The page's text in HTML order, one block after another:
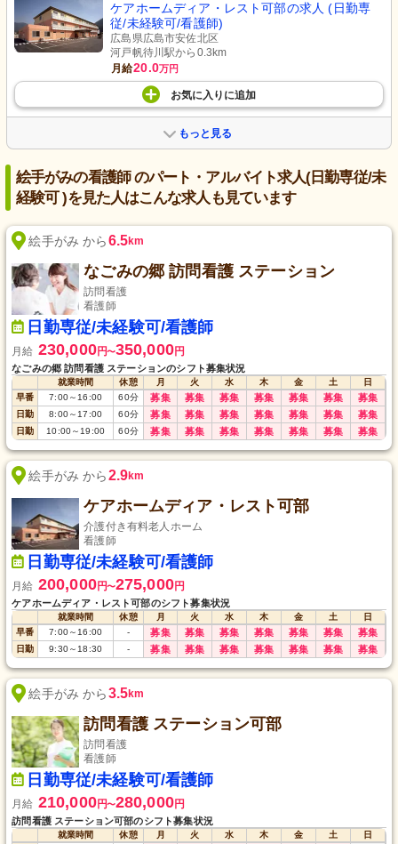
ケアホームディア・レスト可部の求人 (日勤専
従/未経験可/看護師)
広島県広島市安佐北区
河戸帆待川駅から0.3km
月給20.0万円
お気に入り に追加
もっと見る
絵手がみの看護師 のパート・アルバイト求人(日勤専従/未
経験可 )を見た人はこんな求人も見ています
絵手がみ から6.5km
なごみの郷 訪問看護 ステーション
訪問看護
看護師
日勤専従/未経験可/看護師
月給 230,000円〜350,000円
なごみの郷 訪問看護 ステーションのシフト募集状況
就業時間 休憩 月 火 水 木 金 土
日
早番
7:00～16:00 60分 募集 募集 募集 募集 募集 募集 募集
日勤 8:00～17:00 60分 募集 募集 募集 募集 募集 募集 募集
日勤 10:00～19:00 60分 募集 募集 募集 募集 募集 募集 募集
絵手がみ から2.9km
ケアホームディア・レスト可部
介護付き有料老人ホーム
看護師
日勤専従/未経験可/看護師
月給 200,000円〜275,000円
ケアホームディア・レスト可部のシフト募集状況
就業時間 休憩 月 火 水 木 金 土
日
早番
7:00～16:00 - 募集 募集 募集 募集 募集 募集 募集
日勤 9:30～18:30 - 募集 募集 募集 募集 募集 募集 募集
絵手がみ から3.5km
訪問看護 ステーション可部
訪問看護
看護師
日勤専従/未経験可/看護師
月給 210,000円〜280,000円
訪問看護 ステーション可部のシフト募集状況
就業時間 休憩 月 火 水 木 金 土
日